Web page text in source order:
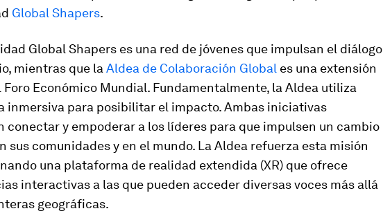
Global Shapers.
Global Shapers es una red de jóvenes que impulsan el diálogo
mientras que la Aldea de Colaboración Global es una extensión
Económico Mundial. Fundamentalmente, la Aldea utiliza
inmersiva para posibilitar el impacto. Ambas iniciativas
conectar y empoderar a los líderes para que impulsen un cambio
sus comunidades y en el mundo. La Aldea refuerza esta misión
una plataforma de realidad extendida (XR) que ofrece
interactivas a las que pueden acceder diversas voces más allá
geográficas.